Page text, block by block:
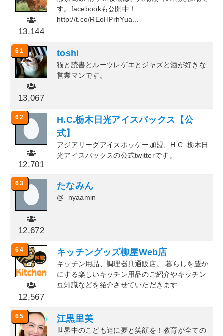
13,144
す。facebookも公開中！
http://t.co/REoHPrhYua...
61
13,067
toshi
猫と読書とルーツレゲエとジャズと酒が好きな
営業マンです。
62
12,701
H.C.栃木日光アイスバックス【公
式】
アジアリーグアイスホッケー加盟、H.C. 栃木日
光アイスバックスの公式twitterです。
63
12,672
たなみん
@_nyaamin__
64
12,567
キッチングッズ柳屋Web店
キッチン用品、調理器具通販店。 暮らしを豊か
にする楽しいキッチン用品のご紹介やキッチン
豆知識などを紹介させていただきます...
65 江黒里美
世界中のこども達に夢と笑顔を！教育が全ての